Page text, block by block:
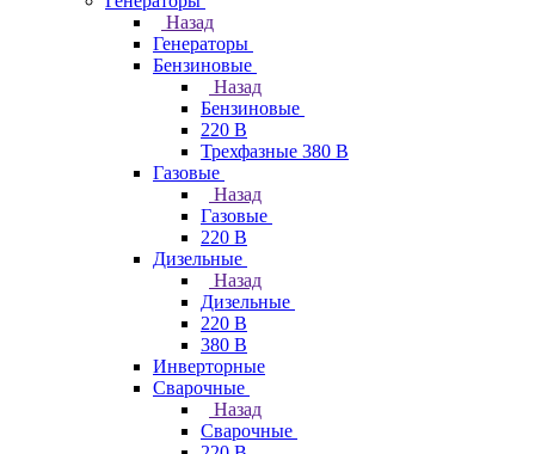
Назад
Генераторы
Бензиновые
Назад
Бензиновые
220 В
Трехфазные 380 В
Газовые
Назад
Газовые
220 В
Дизельные
Назад
Дизельные
220 В
380 В
Инверторные
Сварочные
Назад
Сварочные